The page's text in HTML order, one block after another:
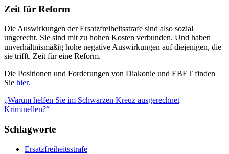
Zeit für Reform
Die Auswirkungen der Ersatzfreiheitsstrafe sind also sozial
ungerecht. Sie sind mit zu hohen Kosten verbunden. Und haben
unverhältnismäßig hohe negative Auswirkungen auf diejenigen, die
sie trifft. Zeit für eine Reform.
Die Positionen und Forderungen von Diakonie und EBET finden
Sie hier.
„Warum helfen Sie im Schwarzen Kreuz ausgerechnet
Kriminellen?“
Schlagworte
Ersatzfreiheitsstrafe